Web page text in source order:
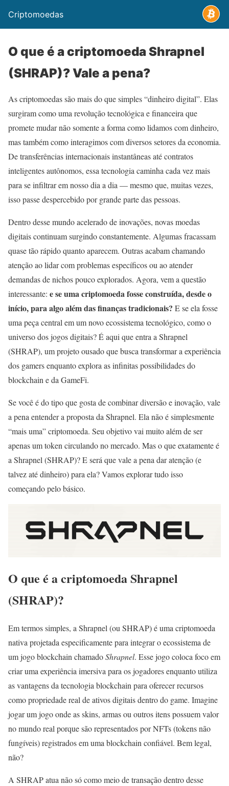
Criptomoedas
O que é a criptomoeda Shrapnel
(SHRAP)? Vale a pena?
As criptomoedas são mais do que simples “dinheiro digital”. Elas
surgiram como uma revolução tecnológica e financeira que
promete mudar não somente a forma como lidamos com dinheiro,
mas também como interagimos com diversos setores da economia.
De transferências internacionais instantâneas até contratos
inteligentes autônomos, essa tecnologia caminha cada vez mais
para se infiltrar em nosso dia a dia — mesmo que, muitas vezes,
isso passe despercebido por grande parte das pessoas.
Dentro desse mundo acelerado de inovações, novas moedas
digitais continuam surgindo constantemente. Algumas fracassam
quase tão rápido quanto aparecem. Outras acabam chamando
atenção ao lidar com problemas específicos ou ao atender
demandas de nichos pouco explorados. Agora, vem a questão
interessante: e se uma criptomoeda fosse construída, desde o
início, para algo além das finanças tradicionais? E se ela fosse
uma peça central em um novo ecossistema tecnológico, como o
universo dos jogos digitais? É aqui que entra a Shrapnel
(SHRAP), um projeto ousado que busca transformar a experiência
dos gamers enquanto explora as infinitas possibilidades do
blockchain e da GameFi.
Se você é do tipo que gosta de combinar diversão e inovação, vale
a pena entender a proposta da Shrapnel. Ela não é simplesmente
“mais uma” criptomoeda. Seu objetivo vai muito além de ser
apenas um token circulando no mercado. Mas o que exatamente é
a Shrapnel (SHRAP)? E será que vale a pena dar atenção (e
talvez até dinheiro) para ela? Vamos explorar tudo isso
começando pelo básico.
O que é a criptomoeda Shrapnel
(SHRAP)?
Em termos simples, a Shrapnel (ou SHRAP) é uma criptomoeda
nativa projetada especificamente para integrar o ecossistema de
um jogo blockchain chamadoShrapnel. Esse jogo coloca foco em
criar uma experiência imersiva para os jogadores enquanto utiliza
as vantagens da tecnologia blockchain para oferecer recursos
como propriedade real de ativos digitais dentro do game. Imagine
jogar um jogo onde as skins, armas ou outros itens possuem valor
no mundo real porque são representados por NFTs (tokens não
fungíveis) registrados em uma blockchain confiável. Bem legal,
não?
A SHRAP atua não só como meio de transação dentro desse